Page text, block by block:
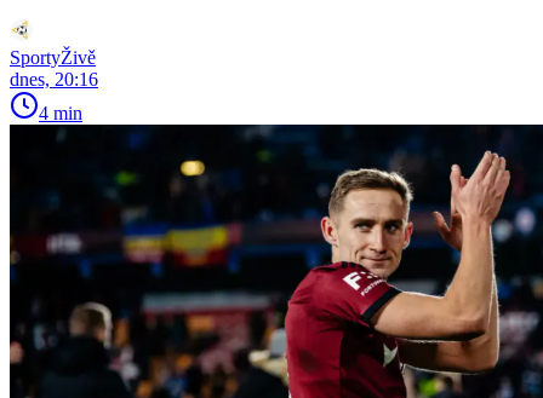
SportyŽivě
dnes, 20:16
4 min